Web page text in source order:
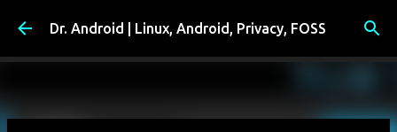
Μετάβαση στο κύριο περιεχόμενο
Dr. Android | Linux, Android, Privacy, FOSS